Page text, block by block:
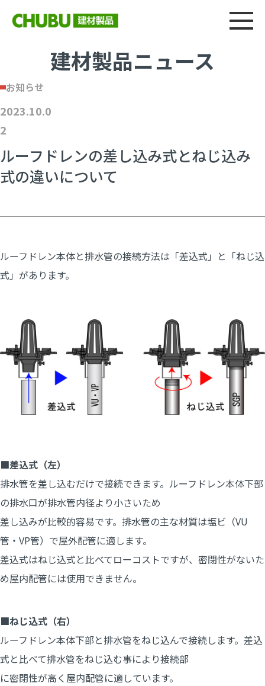
総合
建材製品ニュース
お知らせ
2023.10.0
2
ルーフドレンの差し込み式とねじ込み
式の違いについて
ルーフドレン本体と排水管の接続方法は「差込式」と「ねじ込
式」があります。
■差込式（左）
排水管を差し込むだけで接続できます。ルーフドレン本体下部
の排水口が排水管内径より小さいため
差し込みが比較的容易です。排水管の主な材質は塩ビ（VU
管・VP管）で屋外配管に適します。
差込式はねじ込式と比べてローコストですが、密閉性がないた
め屋内配管には使用できません。
■ねじ込式（右）
ルーフドレン本体下部と排水管をねじ込んで接続します。差込
式と比べて排水管をねじ込む事により接続部
に密閉性が高く屋内配管に適しています。